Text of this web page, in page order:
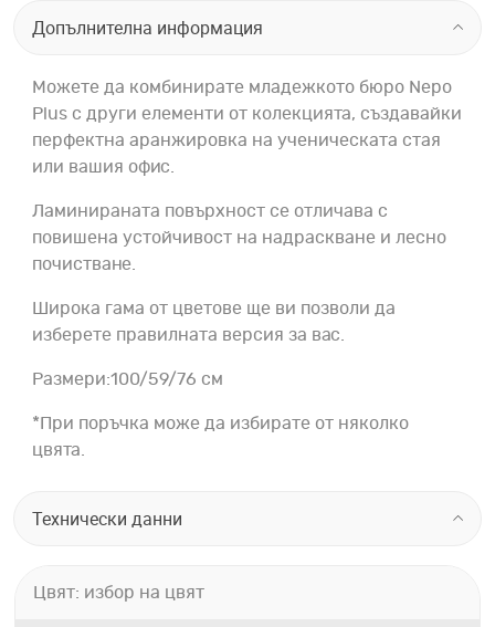
Допълнителна информация
Можете да комбинирате младежкото бюро Nepo
Plus с други елементи от колекцията, създавайки
перфектна аранжировка на ученическата стая
или вашия офис.
Ламинираната повърхност се отличава с
повишена устойчивост на надраскване и лесно
почистване.
Широка гама от цветове ще ви позволи да
изберете правилната версия за вас.
Размери:100/59/76 см
*При поръчка може да избирате от няколко
цвята.
Технически данни
Цвят: избор на цвят